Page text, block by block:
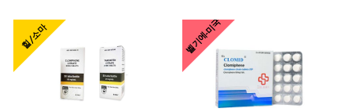
힐/소마 벨기에-미국